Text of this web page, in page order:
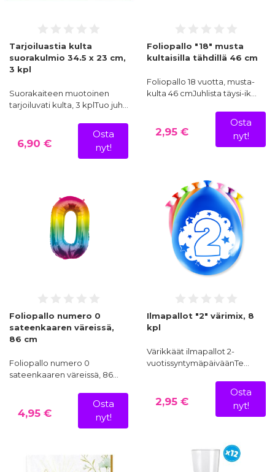
Tarjoiluastia kulta
suorakulmio 34.5 x 23 cm,
3 kpl
Suorakaiteen muotoinen
tarjoiluvati kulta, 3 kplTuo juh…
6,90 €
Osta
nyt!
Foliopallo "18" musta
kultaisilla tähdillä 46 cm
Foliopallo 18 vuotta, musta-
kulta 46 cmJuhlista täysi-ik…
2,95 €
Osta
nyt!
Foliopallo numero 0
sateenkaaren väreissä,
86 cm
Foliopallo numero 0
sateenkaaren väreissä, 86…
4,95 €
Osta
nyt!
Ilmapallot "2" värimix, 8
kpl
Värikkäät ilmapallot 2-
vuotissyntymäpäiväänTe…
2,95 €
Osta
nyt!